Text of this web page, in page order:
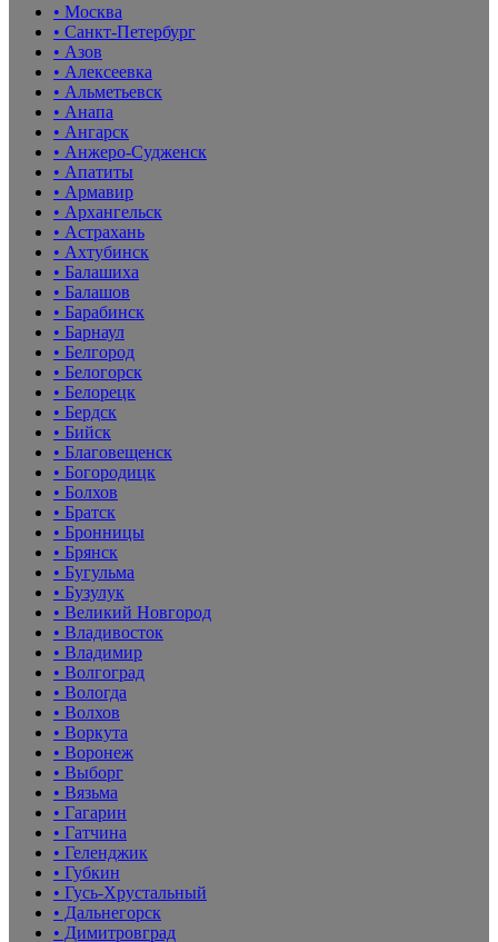
• Москва
• Санкт-Петербург
• Азов
• Алексеевка
• Альметьевск
• Анапа
• Ангарск
• Анжеро-Судженск
• Апатиты
• Армавир
• Архангельск
• Астрахань
• Ахтубинск
• Балашиха
• Балашов
• Барабинск
• Барнаул
• Белгород
• Белогорск
• Белорецк
• Бердск
• Бийск
• Благовещенск
• Богородицк
• Болхов
• Братск
• Бронницы
• Брянск
• Бугульма
• Бузулук
• Великий Новгород
• Владивосток
• Владимир
• Волгоград
• Вологда
• Волхов
• Воркута
• Воронеж
• Выборг
• Вязьма
• Гагарин
• Гатчина
• Геленджик
• Губкин
• Гусь-Хрустальный
• Дальнегорск
• Димитровград